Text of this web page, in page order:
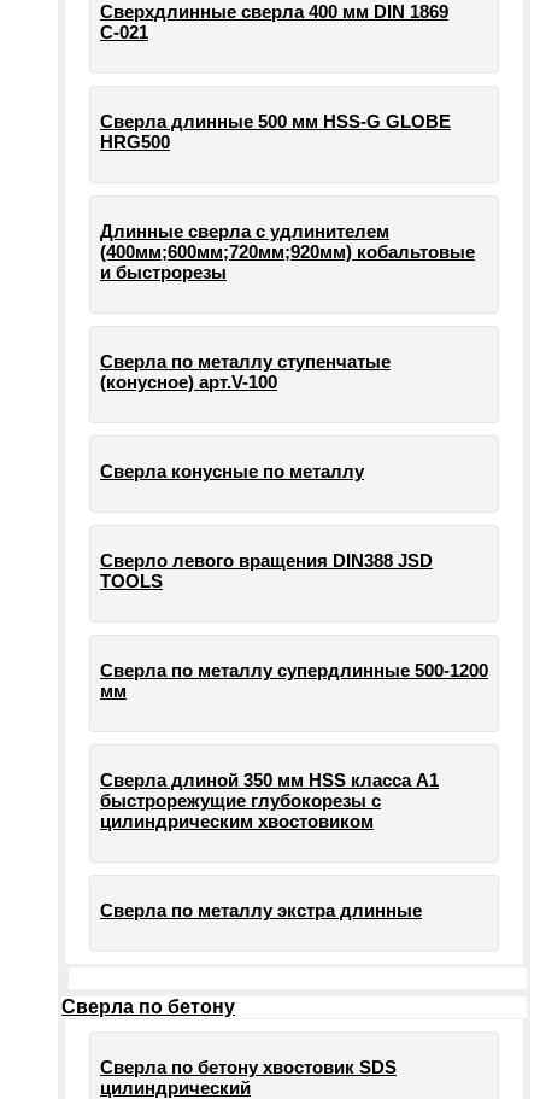
Сверхдлинные сверла 400 мм DIN 1869
С-021
Сверла длинные 500 мм HSS-G GLOBE
HRG500
Длинные сверла с удлинителем
(400мм;600мм;720мм;920мм) кобальтовые
и быстрорезы
Сверла по металлу ступенчатые
(конусное) арт.V-100
Сверла конусные по металлу
Сверло левого вращения DIN388 JSD
TOOLS
Сверла по металлу супердлинные 500-1200
мм
Сверла длиной 350 мм HSS класса А1
быстрорежущие глубокорезы с
цилиндрическим хвостовиком
Сверла по металлу экстра длинные
Сверла по бетону
Сверла по бетону хвостовик SDS
цилиндрический